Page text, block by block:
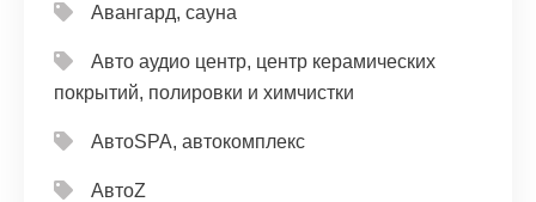
Авангард, сауна
Авто аудио центр, центр керамических
покрытий, полировки и химчистки
АвтоSPA, автокомплекс
АвтоZ